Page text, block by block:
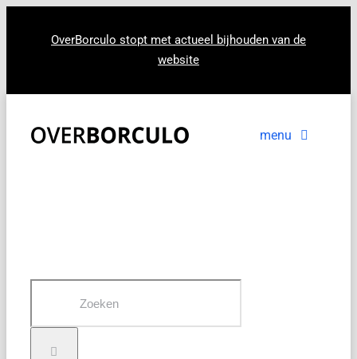
OverBorculo stopt met actueel bijhouden van de
website
menu